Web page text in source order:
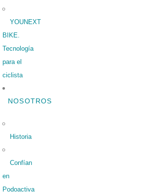
YOUNEXT
BIKE.
Tecnología
para el
ciclista
NOSOTROS
Historia
Confían
en
Podoactiva